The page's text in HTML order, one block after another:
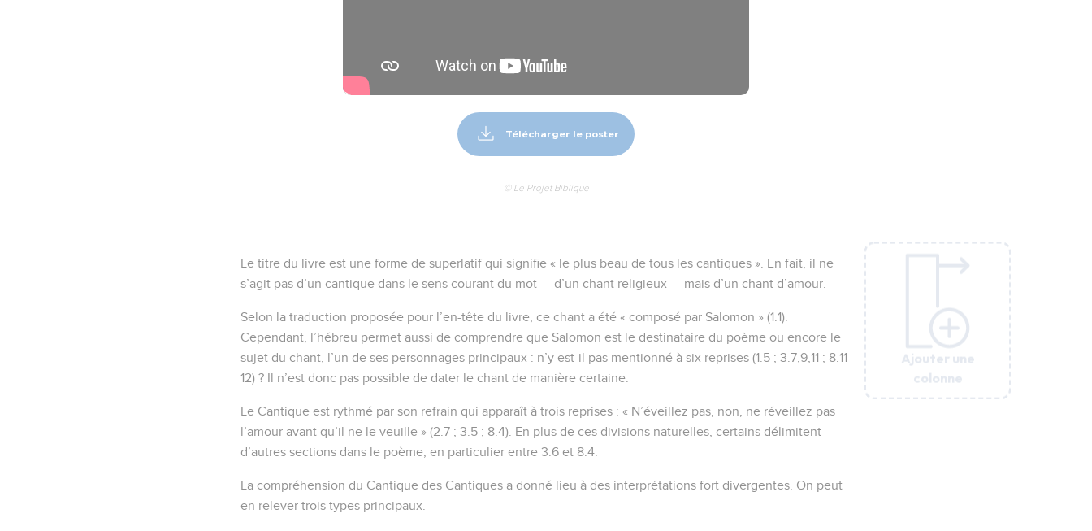
Ajouter une
colonne
Ajouter une
colonne
Télécharger le poster
© Le Projet Biblique
Le titre du livre est une forme de superlatif qui signifie « le plus beau de tous les cantiques ». En fait, il ne
s’agit pas d’un cantique dans le sens courant du mot — d’un chant religieux — mais d’un chant d’amour.
Selon la traduction proposée pour l’en-tête du livre, ce chant a été « composé par Salomon » (1.1).
Cependant, l’hébreu permet aussi de comprendre que Salomon est le destinataire du poème ou encore le
sujet du chant, l’un de ses personnages principaux : n’y est-il pas mentionné à six reprises (1.5 ; 3.7,9,11 ; 8.11-
12) ? Il n’est donc pas possible de dater le chant de manière certaine.
Le Cantique est rythmé par son refrain qui apparaît à trois reprises : « N’éveillez pas, non, ne réveillez pas
l’amour avant qu’il ne le veuille » (2.7 ; 3.5 ; 8.4). En plus de ces divisions naturelles, certains délimitent
d’autres sections dans le poème, en particulier entre 3.6 et 8.4.
La compréhension du Cantique des Cantiques a donné lieu à des interprétations fort divergentes. On peut
en relever trois types principaux.
Ajouter une
colonne
Ajouter une
colonne
Ajouter une
colonne
Ajouter une
colonne